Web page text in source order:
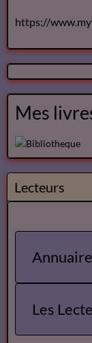
https://
Mes
Lecteurs
Les